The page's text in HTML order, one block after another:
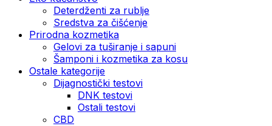
Deterdženti za rublje
Sredstva za čišćenje
Prirodna kozmetika
Gelovi za tuširanje i sapuni
Šamponi i kozmetika za kosu
Ostale kategorije
Dijagnostički testovi
DNK testovi
Ostali testovi
CBD